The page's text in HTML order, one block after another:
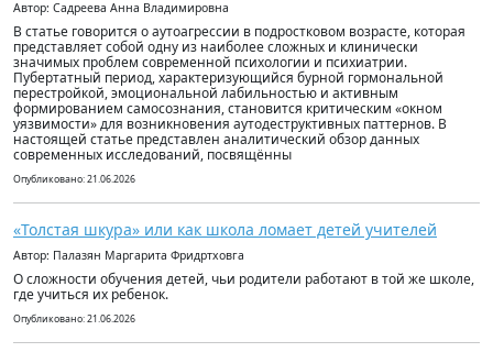
Автор: Садреева Анна Владимировна
В статье говорится о аутоагрессии в подростковом возрасте, которая
представляет собой одну из наиболее сложных и клинически
значимых проблем современной психологии и психиатрии.
Пубертатный период, характеризующийся бурной гормональной
перестройкой, эмоциональной лабильностью и активным
формированием самосознания, становится критическим «окном
уязвимости» для возникновения аутодеструктивных паттернов. В
настоящей статье представлен аналитический обзор данных
современных исследований, посвящённы
Опубликовано: 21.06.2026
«Толстая шкура» или как школа ломает детей учителей
Автор: Палазян Маргарита Фридртховга
О сложности обучения детей, чьи родители работают в той же школе,
где учиться их ребенок.
Опубликовано: 21.06.2026